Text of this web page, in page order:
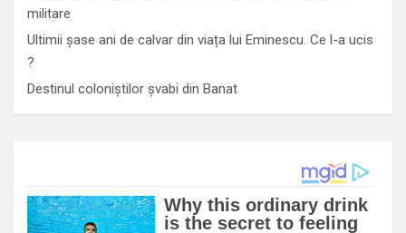
militare
Ultimii șase ani de calvar din viața lui Eminescu. Ce l-a ucis
?
Destinul coloniștilor șvabi din Banat